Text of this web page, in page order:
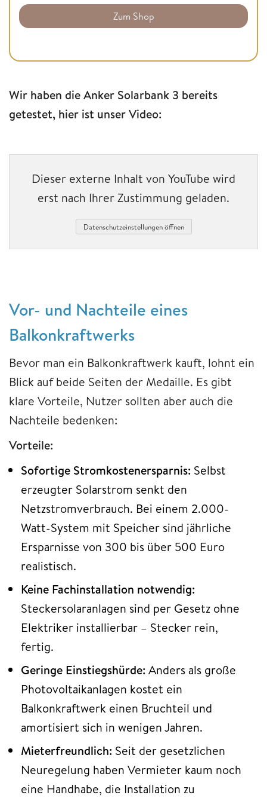
Zum Shop
Wir haben die Anker Solarbank 3 bereits
getestet, hier ist unser Video:
Dieser externe Inhalt von YouTube wird
erst nach Ihrer Zustimmung geladen.
Datenschutzeinstellungen öffnen
Vor- und Nachteile eines
Balkonkraftwerks
Bevor man ein Balkonkraftwerk kauft, lohnt ein
Blick auf beide Seiten der Medaille. Es gibt
klare Vorteile, Nutzer sollten aber auch die
Nachteile bedenken:
Vorteile:
Sofortige Stromkostenersparnis: Selbst
erzeugter Solarstrom senkt den
Netzstromverbrauch. Bei einem 2.000-
Watt-System mit Speicher sind jährliche
Ersparnisse von 300 bis über 500 Euro
realistisch.
Keine Fachinstallation notwendig:
Steckersolaranlagen sind per Gesetz ohne
Elektriker installierbar – Stecker rein,
fertig.
Geringe Einstiegshürde: Anders als große
Photovoltaikanlagen kostet ein
Balkonkraftwerk einen Bruchteil und
amortisiert sich in wenigen Jahren.
Mieterfreundlich: Seit der gesetzlichen
Neuregelung haben Vermieter kaum noch
eine Handhabe, die Installation zu